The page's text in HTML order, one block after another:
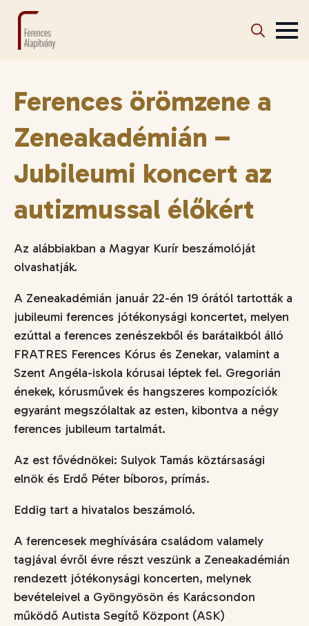
Ferences örömzene a
Zeneakadémián –
Jubileumi koncert az
autizmussal élőkért
Az alábbiakban a Magyar Kurír beszámolóját
olvashatják.
A Zeneakadémián január 22-én 19 órától tartották a
jubileumi ferences jótékonysági koncertet, melyen
ezúttal a ferences zenészekből és barátaikból álló
FRATRES Ferences Kórus és Zenekar, valamint a
Szent Angéla-iskola kórusai léptek fel. Gregorián
énekek, kórusművek és hangszeres kompozíciók
egyaránt megszólaltak az esten, kibontva a négy
ferences jubileum tartalmát.
Az est fővédnökei: Sulyok Tamás köztársasági
elnök és Erdő Péter bíboros, prímás.
Eddig tart a hivatalos beszámoló.
A ferencesek meghívására családom valamely
tagjával évről évre részt veszünk a Zeneakadémián
rendezett jótékonysági koncerten, melynek
bevételeivel a Gyöngyösön és Karácsondon
működő Autista Segítő Központ (ASK)